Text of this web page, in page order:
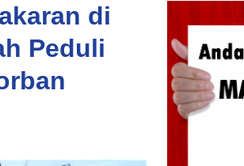
di
Peduli